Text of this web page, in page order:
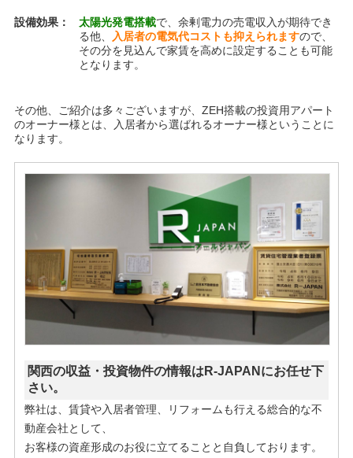
設備効果： 太陽光発電搭載で、余剰電力の売電収入が期待でき
る他、
入居者の電気代コストも抑えられますので、
その分を見込んで家賃を高めに設定することも可能
となります。
その他、ご紹介は多々ございますが、ZEH搭載の投資用アパート
のオーナー様とは、入居者から選ばれるオーナー様ということに
なります。
関西の収益・投資物件の情報はR-JAPANにお任せ下
さい。
弊社は、賃貸や入居者管理、リフォームも行える総合的な不
動産会社として、
お客様の資産形成のお役に立てることと自負しております。